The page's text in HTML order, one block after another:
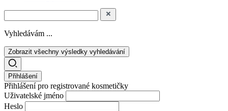
Vyhledávám ...
Zobrazit všechny výsledky vyhledávání
Přihlášení
Přihlášení pro registrované kosmetičky
Uživatelské jméno
Heslo